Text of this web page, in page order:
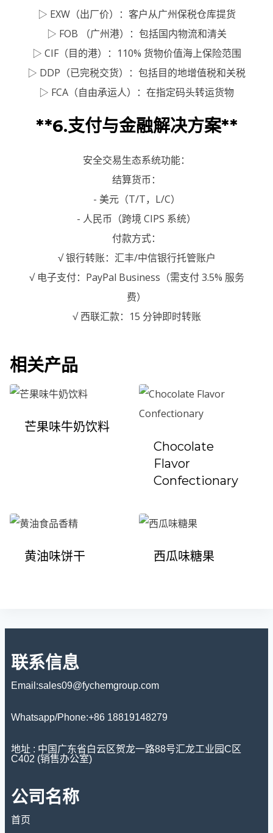
▷ EXW（出厂价）：客户从广州保税仓库提货
▷ FOB （广州港）：包括国内物流和清关
▷ CIF（目的港）：110% 货物价值海上保险范围
▷ DDP（已完税交货）：包括目的地增值税和关税
▷ FCA（自由承运人）：在指定码头转运货物
**6.支付与金融解决方案**
安全交易生态系统功能：
结算货币：
- 美元（T/T，L/C）
- 人民币（跨境 CIPS 系统）
付款方式：
√ 银行转账：汇丰/中信银行托管账户
√ 电子支付：PayPal Business（需支付 3.5% 服务
费）
√ 西联汇款：15 分钟即时转账
相关产品
芒果味牛奶饮料
Chocolate
Flavor
Confectionary
黄油味饼干 西瓜味糖果
联系信息
Email:sales09@fychemgroup.com
Whatsapp/Phone:+86 18819148279
地址 : 中国广东省白云区贺龙一路88号汇龙工业园C区
C402 (销售办公室)
公司名称
首页